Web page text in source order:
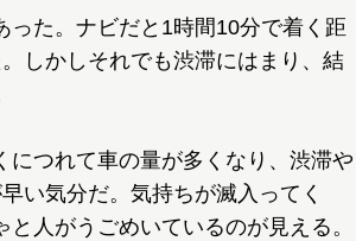
た。ナビだと1時間10分で着く距
しかしそれでも渋滞にはまり、結
つれて車の量が多くなり、渋滞や
い気分だ。気持ちが滅入ってく
人がうごめいているのが見える。